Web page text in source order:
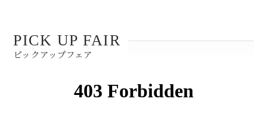
PICK UP FAIR
ピックアップフェア